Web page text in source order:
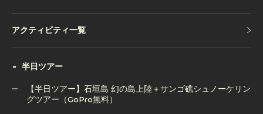
アクティビティ一覧
半日ツアー
【半日ツアー】石垣島 幻の島上陸＋サンゴ礁シュノーケリン
グツアー（GoPro無料）